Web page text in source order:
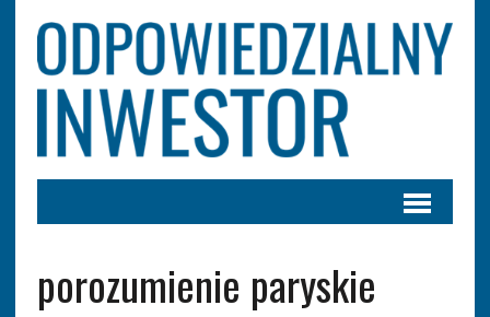
porozumienie paryskie